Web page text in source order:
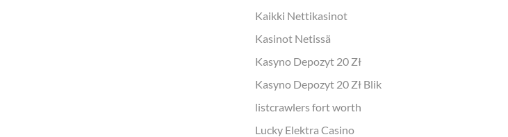
Kaikki Nettikasinot
Kasinot Netissä
Kasyno Depozyt 20 Zł
Kasyno Depozyt 20 Zł Blik
listcrawlers fort worth
Lucky Elektra Casino